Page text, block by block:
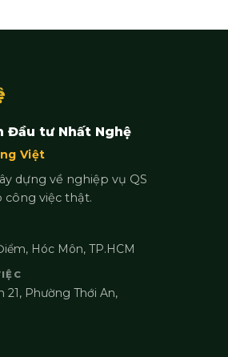
Đầu tư Nhất Nghệ
Việt
dựng về nghiệp vụ QS
công việc thật.
Hóc Môn, TP.HCM
21, Phường Thới An,